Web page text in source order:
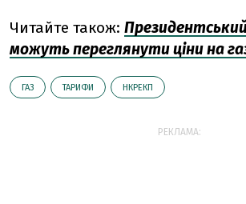
Читайте також:
можуть переглянути ціни на
ГАЗ ТАРИФИ НКРЕКП
РЕКЛАМА: